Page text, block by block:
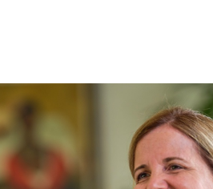
Encuentra Talento